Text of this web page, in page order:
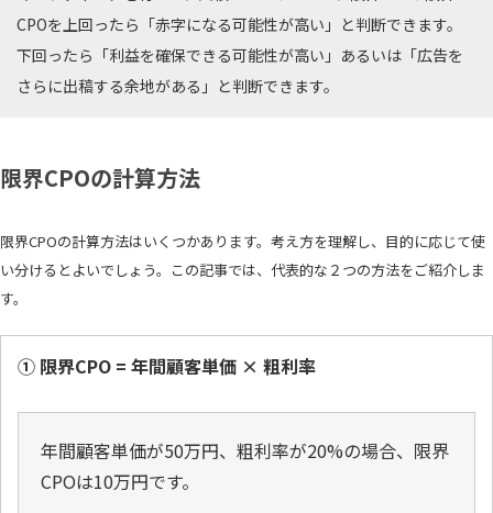
CPOを上回ったら「赤字になる可能性が高い」と判断できます。
下回ったら「利益を確保できる可能性が高い」あるいは「広告を
さらに出稿する余地がある」と判断できます。
限界CPOの計算方法
限界CPOの計算方法はいくつかあります。考え方を理解し、目的に応じて使
い分けるとよいでしょう。この記事では、代表的な２つの方法をご紹介しま
す。
① 限界CPO = 年間顧客単価 × 粗利率
年間顧客単価が50万円、粗利率が20%の場合、限界
CPOは10万円です。